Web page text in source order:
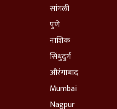
सांगली
पुणे
नाशिक
सिंधुदुर्ग
औरंगाबाद
Mumbai
Nagpur